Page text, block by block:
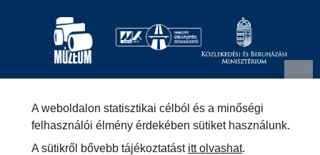
1024 Budapest, Fényes
Elek utca 7-13.
+36 (1) 819-9000 info@kozut.hu
MKNZRT (KRID: 153207128) Hivatali Kapu
A weboldalon statisztikai célból és a minőségi
felhasználói élmény érdekében sütiket használunk.
A sütikről bővebb tájékoztatást itt olvashat.